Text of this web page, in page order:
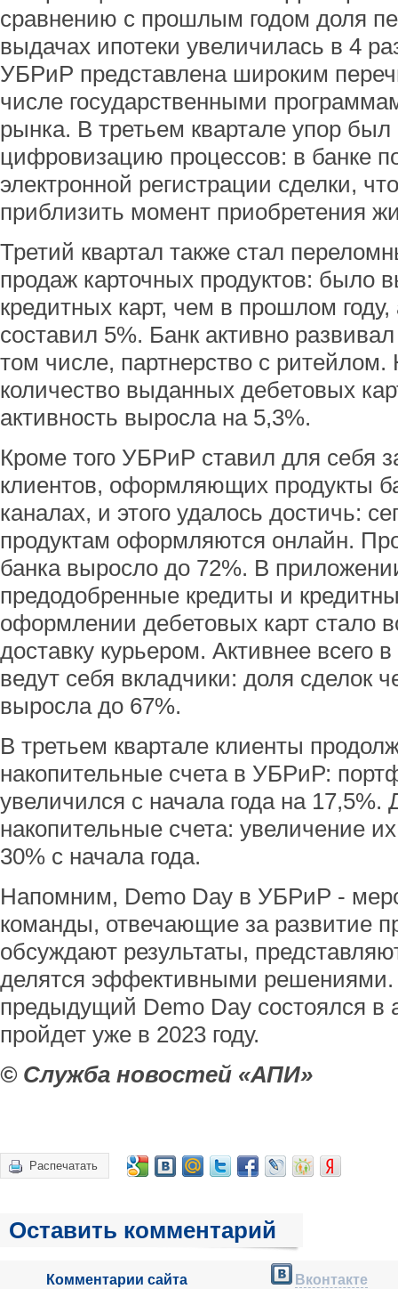
сравнению с прошлым годом доля
выдачах ипотеки увеличилась в 4
УБРиР представлена широким
числе государственными
рынка. В третьем квартале упор был
цифровизацию процессов: в банке
электронной регистрации сделки,
приблизить момент приобретения
Третий квартал также стал
продаж карточных продуктов: было
кредитных карт, чем в прошлом
составил 5%. Банк активно
том числе, партнерство с
количество выданных дебетовых
активность выросла на 5,3%.
Кроме того УБРиР ставил для себя
клиентов, оформляющих продукты
каналах, и этого удалось достичь:
продуктам оформляются онлайн.
банка выросло до 72%. В
предодобренные кредиты и
оформлении дебетовых карт стало
доставку курьером. Активнее
ведут себя вкладчики: доля сделок
выросла до 67%.
В третьем квартале клиенты
накопительные счета в УБРиР:
увеличился с начала года на 17,5%.
накопительные счета: увеличение
30% с начала года.
Напомним, Demo Day в УБРиР -
команды, отвечающие за развитие
обсуждают результаты,
делятся эффективными
предыдущий Demo Day состоялся в
пройдет уже в 2023 году.
© Служба новостей «АПИ»
Распечатать
Оставить комментарий
Комментарии сайта Вконтакте